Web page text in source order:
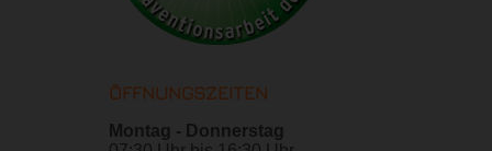
ÖFFNUNGSZEITEN
Montag - Donnerstag